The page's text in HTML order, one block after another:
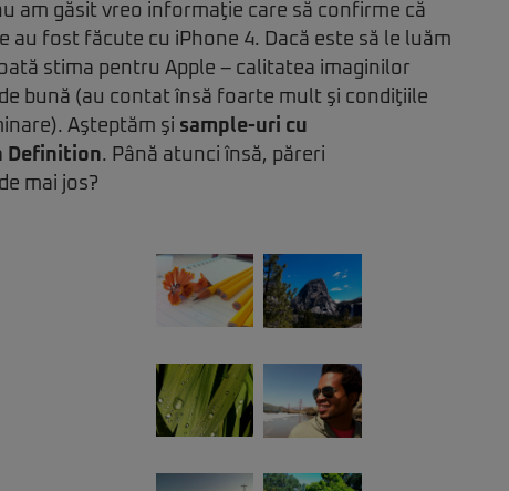
am găsit vreo informaţie care să confirme că
au fost făcute cu iPhone 4. Dacă este să le luăm
stima pentru Apple – calitatea imaginilor
bună (au contat însă foarte mult şi condiţiile
Aşteptăm şi sample-uri cu
Definition. Până atunci însă, păreri
mai jos?